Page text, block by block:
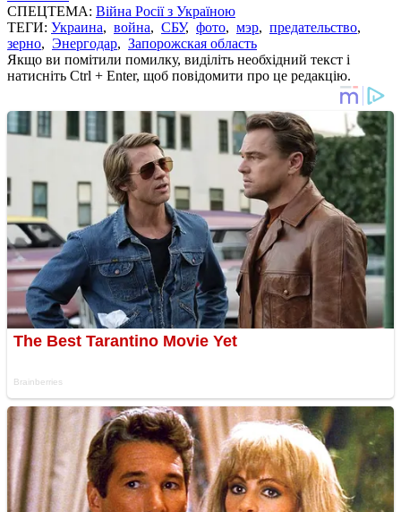
СПЕЦТЕМА: Війна Росії з Україною
ТЕГИ: Украина, война, СБУ, фото, мэр, предательство,
зерно, Энергодар, Запорожская область
Якщо ви помітили помилку, виділіть необхідний текст і
натисніть Ctrl + Enter, щоб повідомити про це редакцію.